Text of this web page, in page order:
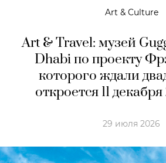
Art & Culture
Art & Travel: музей
Dhabi по проекту
которого ждали
откроется 11
29 июля 2026